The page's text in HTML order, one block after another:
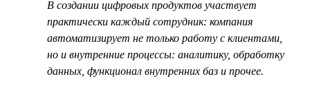
В создании цифровых продуктов участвует
практически каждый сотрудник: компания
автоматизирует не только работу с клиентами,
но и внутренние процессы: аналитику, обработку
данных, функционал внутренних баз и прочее.